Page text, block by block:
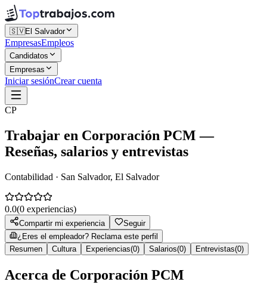
🇸🇻El Salvador
EmpresasEmpleos
Candidatos
Empresas
Iniciar sesiónCrear cuenta
CP
Trabajar en Corporación PCM —
Reseñas, salarios y entrevistas
Contabilidad · San Salvador, El Salvador
0.0(0 experiencias)
Compartir mi experiencia
Seguir
¿Eres el empleador? Reclama este perfil
Resumen
Cultura Experiencias(0) Salarios(0) Entrevistas(0)
Acerca de Corporación PCM